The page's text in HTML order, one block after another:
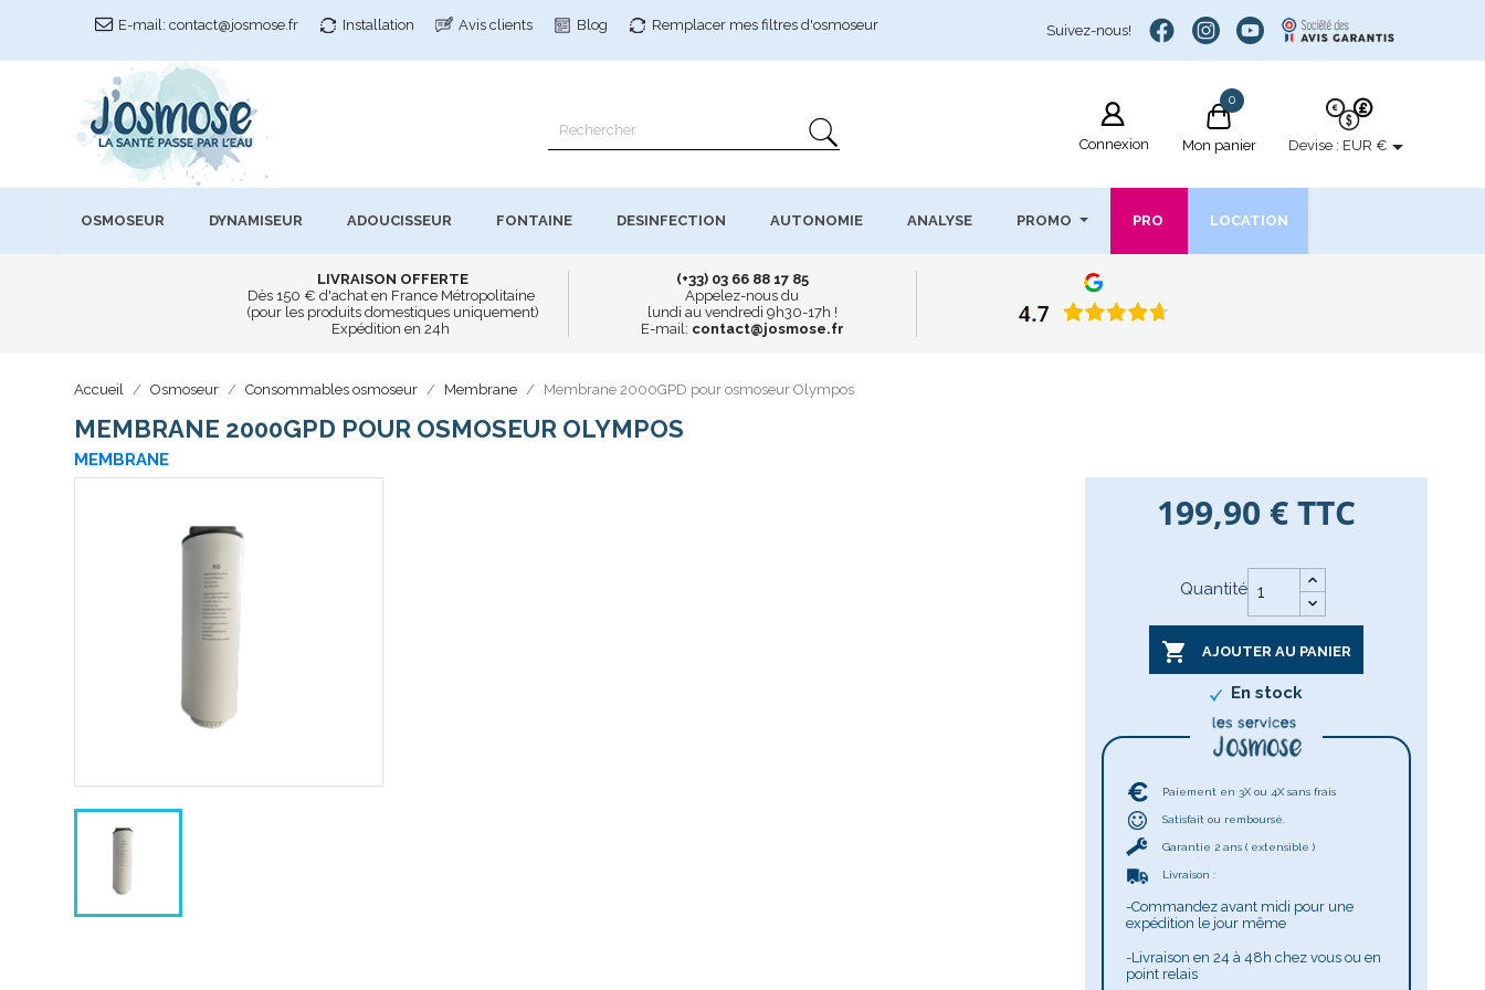
E-mail: contact@josmose.fr Installation Avis clients Blog Remplacer mes filtres d'osmoseur Suivez-nous!
Connexion Mon panier
0
Devise : EUR €
OSMOSEUR DYNAMISEUR ADOUCISSEUR FONTAINE DESINFECTION AUTONOMIE ANALYSE PROMO PRO LOCATION
LIVRAISON OFFERTE
Dès 150 € d'achat en France Métropolitaine
(pour les produits domestiques uniquement)
Expédition en 24h
(+33) 03 66 88 17 85
Appelez-nous du
lundi au vendredi 9h30-17h !
E-mail: contact@josmose.fr
Accueil Osmoseur Consommables osmoseur Membrane Membrane 2000GPD pour osmoseur Olympos
MEMBRANE 2000GPD POUR OSMOSEUR OLYMPOS
MEMBRANE
199,90 €TTC
Quantité
 AJOUTER AU PANIER
En stock
Paiement en 3X ou 4X sans frais
Satisfait ou remboursé.
Garantie 2 ans ( extensible )
Livraison :
-Commandez avant midi pour une
expédition le jour même
-Livraison en 24 à 48h chez vous ou en
point relais